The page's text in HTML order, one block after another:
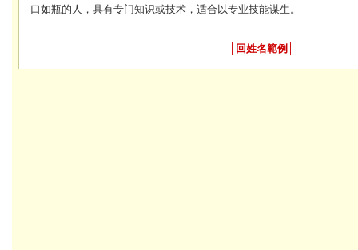
口如瓶的人，具有专门知识或技术，适合以专业技能谋生。
回姓名範例